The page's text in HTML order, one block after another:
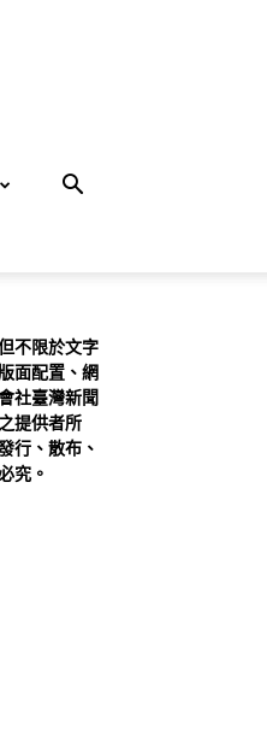
不限於文字
面配置、網
社臺灣新聞
提供者所
行、散布、
究。